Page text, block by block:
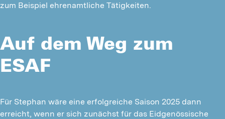
zum Beispiel ehrenamtliche Tätigkeiten.
Auf dem Weg zum
ESAF
Für Stephan wäre eine erfolgreiche Saison 2025 dann
erreicht, wenn er sich zunächst für das Eidgenössische